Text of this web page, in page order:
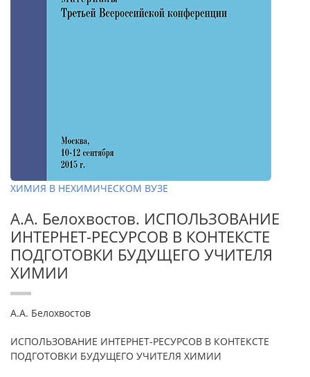
ХИМИЯ В НЕХИМИЧЕСКОМ ВУЗЕ
А.А. Белохвостов. ИСПОЛЬЗОВАНИЕ
ИНТЕРНЕТ-РЕСУРСОВ В КОНТЕКСТЕ
ПОДГОТОВКИ БУДУЩЕГО УЧИТЕЛЯ
ХИМИИ
А.А. Белохвостов
ИСПОЛЬЗОВАНИЕ ИНТЕРНЕТ-РЕСУРСОВ В КОНТЕКСТЕ
ПОДГОТОВКИ БУДУЩЕГО УЧИТЕЛЯ ХИМИИ